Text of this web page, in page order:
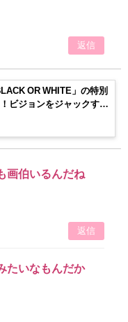
返信
OR WHITE」の特別
ビジョンをジャックする
画伯いるんだね
返信
たいなもんだか